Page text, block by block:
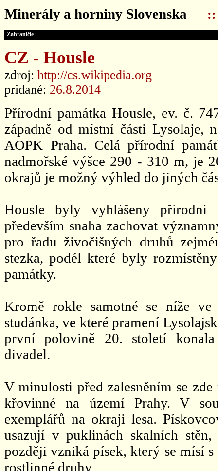
Minerály a horniny Slovenska ::
Zahraničie
CZ - Housle
zdroj: http://cs.wikipedia.org
pridané: 26.8.2014
Přírodní památka Housle, ev. č.
západně od místní části Lysolaje,
AOPK Praha. Celá přírodní
nadmořské výšce 290 - 310 m, je
okrajů je možný výhled do jiných
Housle byly vyhlášeny
především snaha zachovat
pro řadu živočišných druhů
stezka, podél které byly
památky.
Kromě rokle samotné se níže
studánka, ve které pramení
první polovině 20. století konala
divadel.
V minulosti před zalesněním se zde
křovinné na území Prahy. V
exemplářů na okraji lesa.
usazují v puklinách skalních
později vzniká písek, který se mísí
rostlinné druhy.